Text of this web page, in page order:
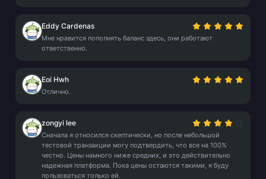
Eddy Cardenas
Мне нравится пополнять баланс здесь, они работают
ответственно.
Eoi Hwh
Отлично.
zongyi lee
Сначала я относился скептически, но после небольшой
тестовой транзакции могу подтвердить, что все на 100%
честно. Цены намного ниже средних, и это действительно
надежная платформа. Пока цены остаются такими, я буду
пользоваться только ей.